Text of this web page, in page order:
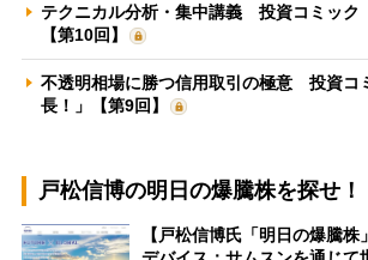
テクニカル分析・集中講義 投資コミック
【第10回】
不透明相場に勝つ信用取引の極意 投資コ
長！」【第9回】
戸松信博の明日の爆騰株を探せ！
【戸松信博氏「明日の爆騰